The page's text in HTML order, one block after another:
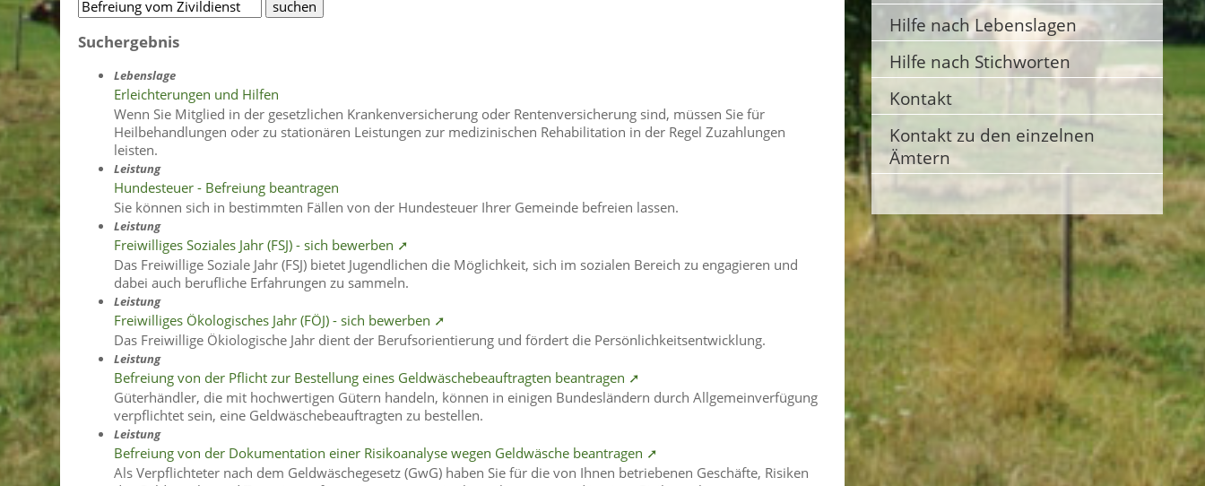
Suchergebnis
Lebenslage
Erleichterungen und Hilfen
Wenn Sie Mitglied in der gesetzlichen Krankenversicherung oder Rentenversicherung sind, müssen Sie für
Heilbehandlungen oder zu stationären Leistungen zur medizinischen Rehabilitation in der Regel Zuzahlungen
leisten.
Leistung
Hundesteuer - Befreiung beantragen
Sie können sich in bestimmten Fällen von der Hundesteuer Ihrer Gemeinde befreien lassen.
Leistung
Freiwilliges Soziales Jahr (FSJ) - sich bewerben ➚
Das Freiwillige Soziale Jahr (FSJ) bietet Jugendlichen die Möglichkeit, sich im sozialen Bereich zu engagieren und
dabei auch berufliche Erfahrungen zu sammeln.
Leistung
Freiwilliges Ökologisches Jahr (FÖJ) - sich bewerben ➚
Das Freiwillige Ökiologische Jahr dient der Berufsorientierung und fördert die Persönlichkeitsentwicklung.
Leistung
Befreiung von der Pflicht zur Bestellung eines Geldwäschebeauftragten beantragen ➚
Güterhändler, die mit hochwertigen Gütern handeln, können in einigen Bundesländern durch Allgemeinverfügung
verpflichtet sein, eine Geldwäschebeauftragten zu bestellen.
Leistung
Befreiung von der Dokumentation einer Risikoanalyse wegen Geldwäsche beantragen ➚
Als Verpflichteter nach dem Geldwäschegesetz (GwG) haben Sie für die von Ihnen betriebenen Geschäfte, Risiken
Hilfe nach Lebenslagen
Hilfe nach Stichworten
Kontakt
Kontakt zu den einzelnen
Ämtern